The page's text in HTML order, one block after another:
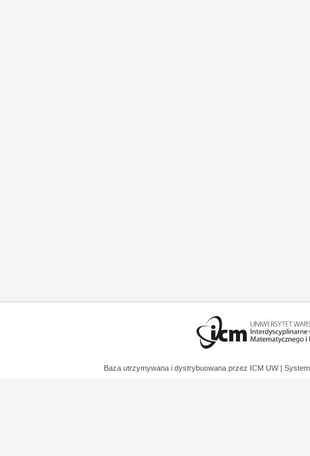
Baza utrzymywana i dystrybuowana przez ICM UW |